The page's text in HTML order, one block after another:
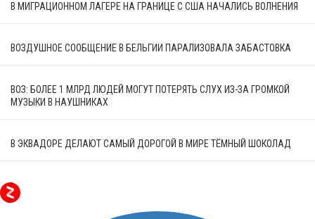
В МИГРАЦИОННОМ ЛАГЕРЕ НА ГРАНИЦЕ С США НАЧАЛИСЬ ВОЛНЕНИЯ
ВОЗДУШНОЕ СООБЩЕНИЕ В БЕЛЬГИИ ПАРАЛИЗОВАЛА ЗАБАСТОВКА
ВОЗ: БОЛЕЕ 1 МЛРД ЛЮДЕЙ МОГУТ ПОТЕРЯТЬ СЛУХ ИЗ-ЗА ГРОМКОЙ
МУЗЫКИ В НАУШНИКАХ
В ЭКВАДОРЕ ДЕЛАЮТ САМЫЙ ДОРОГОЙ В МИРЕ ТЁМНЫЙ ШОКОЛАД